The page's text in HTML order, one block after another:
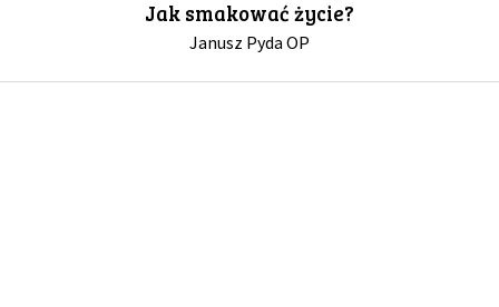
Jak smakować życie?
Janusz Pyda OP